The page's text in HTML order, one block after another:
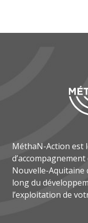
MéthaN-Action est
Nouvelle-Aquitaine
long du
l’exploitation de